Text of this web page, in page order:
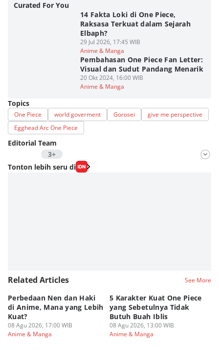
Curated For You
14 Fakta Loki di One Piece,
Raksasa Terkuat dalam Sejarah
Elbaph?
29 Jul 2026, 17:45 WIB
Anime & Manga
Pembahasan One Piece Fan Letter:
Visual dan Sudut Pandang Menarik
20 Okt 2024, 16:00 WIB
Anime & Manga
Topics
One Piece world goverment Gorosei
give me perspective
Egghead Arc One Piece
Editorial Team
3+
Editor
Fahrul Razi Uni Nurullah
Tonton lebih seru di
Related Articles See More
Perbedaan Nen dan Haki
di Anime, Mana yang Lebih
Kuat?
08 Agu 2026, 17:00 WIB
Anime & Manga
5 Karakter Kuat One Piece
yang Sebetulnya Tidak
Butuh Buah Iblis
08 Agu 2026, 13:00 WIB
Anime & Manga